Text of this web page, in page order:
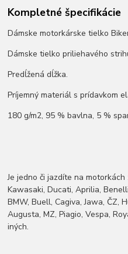
Kompletné špecifikácie
Dámske motorkárske tielko
Dámske tielko priliehavého
Predĺžená dĺžka.
Príjemný materiál s prídavkom
180 g/m2, 95 % bavlna, 5 %
Je jedno či jazdíte na motorkách
Kawasaki, Ducati, Aprilia,
BMW, Buell, Cagiva, Jawa, ČZ,
Augusta, MZ, Piagio, Vespa,
iných.